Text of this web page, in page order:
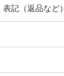
記（返品など）